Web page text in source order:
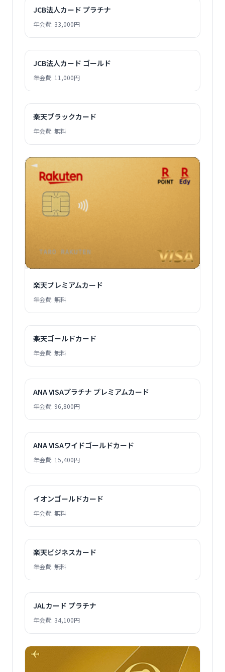
JCB法人カード プラチナ
年会費: 33,000円
JCB法人カード ゴールド
年会費: 11,000円
楽天ブラックカード
年会費: 無料
楽天プレミアムカード
年会費: 無料
楽天ゴールドカード
年会費: 無料
ANA VISAプラチナ プレミアムカード
年会費: 96,800円
ANA VISAワイドゴールドカード
年会費: 15,400円
イオンゴールドカード
年会費: 無料
楽天ビジネスカード
年会費: 無料
JALカード プラチナ
年会費: 34,100円